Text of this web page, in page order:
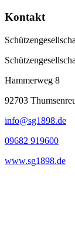
Kontakt
Hammerweg 8
92703
info@sg1898.de
09682 919600
www.sg1898.de